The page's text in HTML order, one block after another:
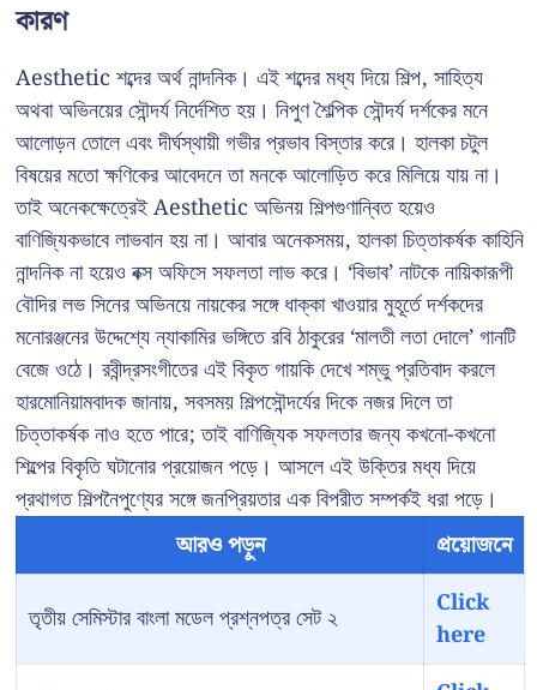
কারণ
Aesthetic শব্দের অর্থ নান্দনিক। এই শব্দের মধ্য দিয়ে শিল্প, সাহিত্য
অথবা অভিনয়ের সৌন্দর্য নির্দেশিত হয়। নিপুণ শৈল্পিক সৌন্দর্য দর্শকের মনে
আলোড়ন তোলে এবং দীর্ঘস্থায়ী গভীর প্রভাব বিস্তার করে। হালকা চটুল
বিষয়ের মতো ক্ষণিকের আবেদনে তা মনকে আলোড়িত করে মিলিয়ে যায় না।
তাই অনেকক্ষেত্রেই Aesthetic অভিনয় শিল্পগুণান্বিত হয়েও
বাণিজ্যিকভাবে লাভবান হয় না। আবার অনেকসময়, হালকা চিত্তাকর্ষক কাহিনি
নান্দনিক না হয়েও বক্স অফিসে সফলতা লাভ করে। ‘বিভাব’ নাটকে নায়িকারূপী
বৌদির লভ সিনের অভিনয়ে নায়কের সঙ্গে ধাক্কা খাওয়ার মুহূর্তে দর্শকদের
মনোরঞ্জনের উদ্দেশ্যে ন্যাকামির ভঙ্গিতে রবি ঠাকুরের ‘মালতী লতা দোলে’ গানটি
বেজে ওঠে। রবীন্দ্রসংগীতের এই বিকৃত গায়কি দেখে শম্ভু প্রতিবাদ করলে
হারমোনিয়ামবাদক জানায়, সবসময় শিল্পসৌন্দর্যের দিকে নজর দিলে তা
চিত্তাকর্ষক নাও হতে পারে; তাই বাণিজ্যিক সফলতার জন্য কখনো-কখনো
শিল্পের বিকৃতি ঘটানোর প্রয়োজন পড়ে। আসলে এই উক্তির মধ্য দিয়ে
প্রথাগত শিল্পনৈপুণ্যের সঙ্গে জনপ্রিয়তার এক বিপরীত সম্পর্কই ধরা পড়ে।
আরও পড়ুন
প্রয়োজনে
তৃতীয় সেমিস্টার বাংলা মডেল প্রশ্নপত্র সেট ২
Click
here